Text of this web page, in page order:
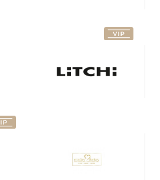
Monkey
Donkey
Bijoux